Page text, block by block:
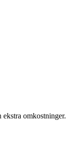
omkostninger.